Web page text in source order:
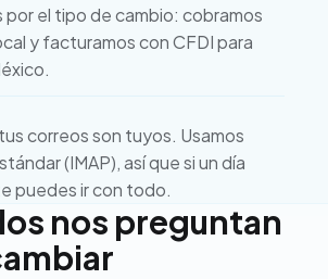
por el tipo de cambio: cobramos
y facturamos con CFDI para
correos son tuyos. Usamos
(IMAP), así que si un día
puedes ir con todo.
nos preguntan